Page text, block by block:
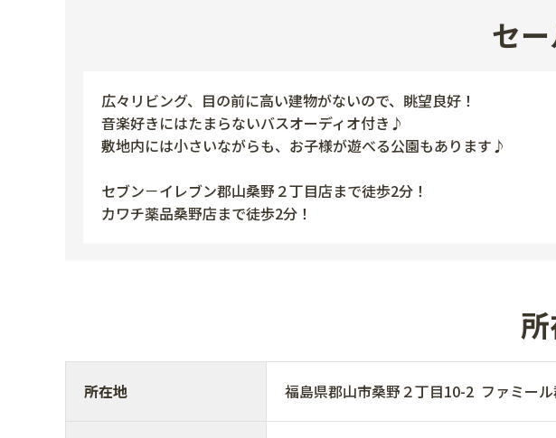
セ
広々リビング、目の前に高い建物がないので、眺望良好！
音楽好きにはたまらないバスオーディオ付き♪
敷地内には小さいながらも、お子様が遊べる公園もあります♪
セブン－イレブン郡山桑野２丁目店まで徒歩2分！
カワチ薬品桑野店まで徒歩2分！
所在地 福島県郡山市桑野２丁目10-2 ファミー